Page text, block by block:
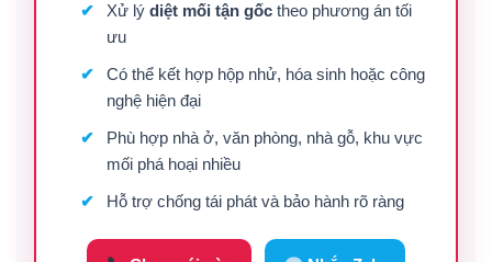
Xử lý diệt mối tận gốctheo phương án tối
ưu
Có thể kết hợp hộp nhử, hóa sinh hoặc công
nghệ hiện đại
Phù hợp nhà ở, văn phòng, nhà gỗ, khu vực
mối phá hoại nhiều
Hỗ trợ chống tái phát và bảo hành rõ ràng